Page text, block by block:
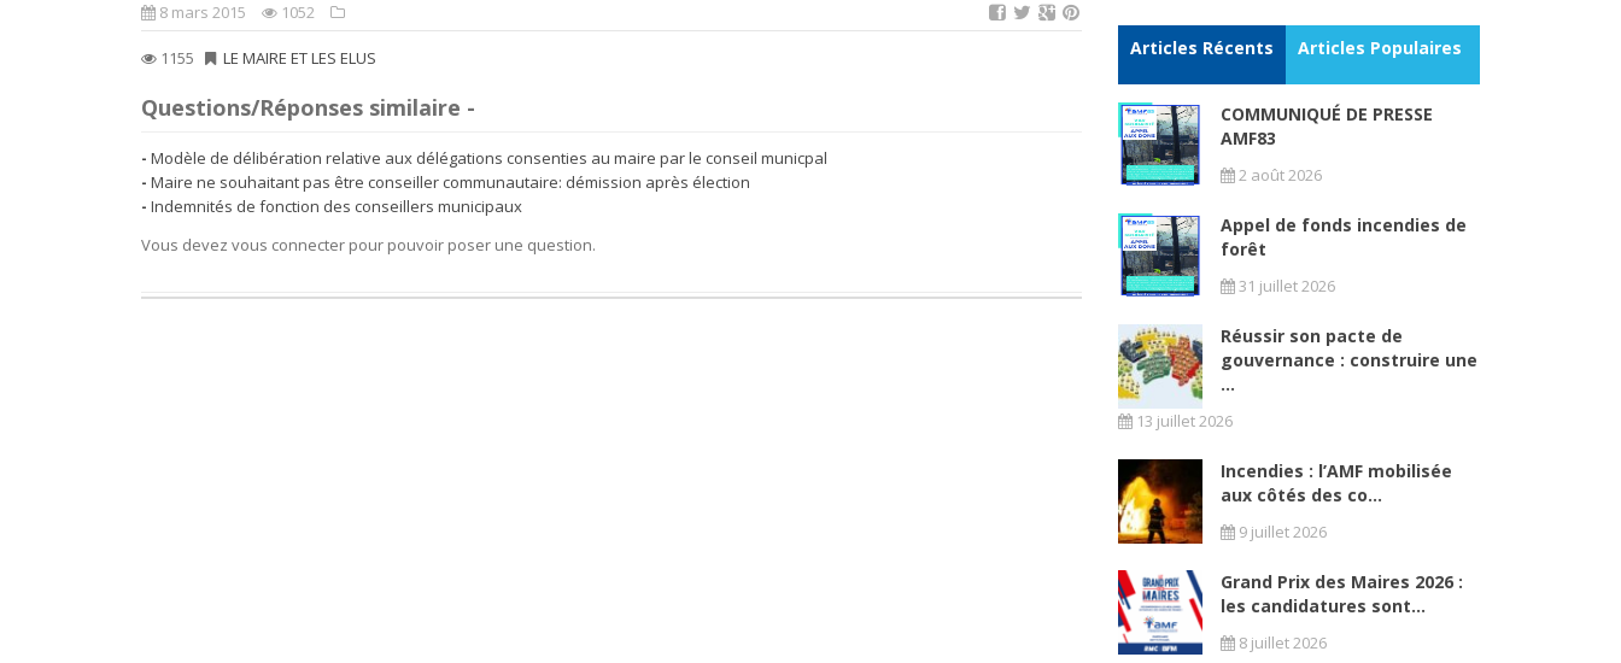
8 mars 2015 1052
1155 LE MAIRE ET LES ELUS
Questions/Réponses similaire -
Modèle de délibération relative aux délégations consenties au maire par le conseil municpal
Maire ne souhaitant pas être conseiller communautaire: démission après élection
Indemnités de fonction des conseillers municipaux
Vous devez vous connecter pour pouvoir poser une question.
Articles Récents Articles Populaires
COMMUNIQUÉ DE PRESSE
AMF83
2 août 2026
Appel de fonds incendies de
forêt
31 juillet 2026
Réussir son pacte de
gouvernance : construire une
...
13 juillet 2026
Incendies : l’AMF mobilisée
aux côtés des co...
9 juillet 2026
Grand Prix des Maires 2026 :
les candidatures sont...
8 juillet 2026